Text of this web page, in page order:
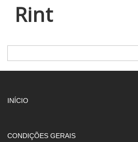
Rint
INÍCIO
CONDIÇÕES GERAIS